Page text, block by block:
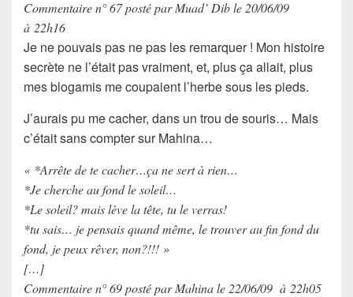
Commentaire n° 67 posté par Muad’ Dib le 20/06/09
à 22h16
Je ne pouvais pas ne pas les remarquer ! Mon histoire
secrète ne l’était pas vraiment, et, plus ça allait, plus
mes blogamis me coupaient l’herbe sous les pieds.
J’aurais pu me cacher, dans un trou de souris… Mais
c’était sans compter surMahina…
« *Arrête de te cacher…ça ne sert à rien…
*Je cherche au fond le soleil…
*Le soleil? mais lève la tête, tu le verras!
*tu sais… je pensais quand même, le trouver au fin fond du
fond, je peux rêver, non?!!! »
[…]
Commentaire n° 69 posté par Mahina le 22/06/09 à 22h05